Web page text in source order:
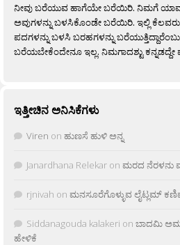
ನೀವು ಬರೆಯುವ ಹಾಗೆಯೇ ಬರೆಯಿರಿ. ನಿಮಗೆ
ಅವುಗಳನ್ನು ಬಳಸಿಕೊಂಡೇ ಬರೆಯಿರಿ. ಇಲ್ಲಿ ಕೆಲವರು
ಪದಗಳನ್ನು ಬಳಸಿ ಬರಹಗಳನ್ನು
ಬರೆಯಬೇಕೆಂದೇನೂ ಇಲ್ಲ. ನಿಮಗಾದಶ್ಟು
ಇತ್ತೀಚಿನ ಅನಿಸಿಕೆಗಳು
Viren on ಹುಣಸೆ ಹುಳಿ ಅನ್ನ
Janardhana Relekar on ಮರದ ನೆರಳನು
rjnivah on ಮನಸೂರೆಗೊಳ್ಳುವ ಲೈಟ್ಲಮ್
Siddanagouda kalakeri on ಬಾದಮಿ
ಹೇಳಿಕೆ